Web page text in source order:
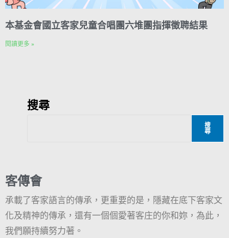
本基金會國立客家兒童合唱團六堆團指揮徵聘結果
閱讀更多 »
搜尋
搜
尋
客傳會
承載了客家語言的傳承，更重要的是，隱藏在底下客家文
化及精神的傳承，還有一個個愛著客庄的你和妳，為此，
我們願持續努力著。